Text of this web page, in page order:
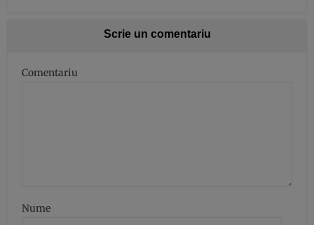
Scrie un comentariu
Comentariu
Nume